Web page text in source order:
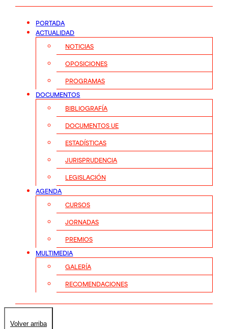
PORTADA
ACTUALIDAD
NOTICIAS
OPOSICIONES
PROGRAMAS
DOCUMENTOS
BIBLIOGRAFÍA
DOCUMENTOS UE
ESTADÍSTICAS
JURISPRUDENCIA
LEGISLACIÓN
AGENDA
CURSOS
JORNADAS
PREMIOS
MULTIMEDIA
GALERÍA
RECOMENDACIONES
Volver arriba